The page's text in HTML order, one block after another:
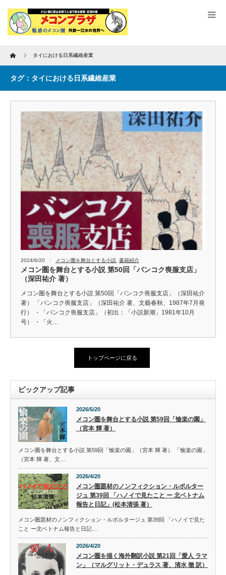
Home タイにおける日系繊維産業
タグ：タイにおける日系繊維産業
2024/6/20 メコン圏を舞台とする小説 書籍紹介
メコン圏を舞台とする小説 第50回「バンコク喪服支店」
（深田祐介 著）
メコン圏を舞台とする小説 第50回「バンコク喪服支店」（深田祐介
著） 「バンコク喪服支店」（深田祐介 著、文藝春秋、1987年7月発
行） ・「バンコク喪服支店」（初出：「小説新潮」1981年10月
号） ・「火…
トップページに戻る
ピックアップ記事
2026/5/20
メコン圏を舞台とする小説 第59回「愉楽の園」
（宮本 輝 著）
メコン圏を舞台とする小説 第59回「愉楽の園」（宮本 輝 著） 「愉楽の園」
（宮本 輝 著、文…
2026/4/20
メコン圏題材のノンフィクション・ルポルター
ジュ 第39回 「ハノイで見たこと ー 北ベトナム
報告と日記」(松本清張 著）
メコン圏題材のノンフィクション・ルポルタージュ 第39回 「ハノイで見た
こと ー北ベトナム報告と日記…
2026/4/20
メコン圏を描く海外翻訳小説 第21回「愛人 ラマ
ン」（マルグリット・デュラス 著、清水 徹 訳）